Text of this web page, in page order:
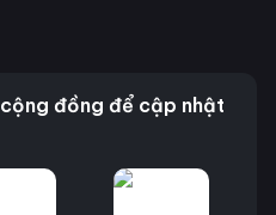
đồng để cập nhật